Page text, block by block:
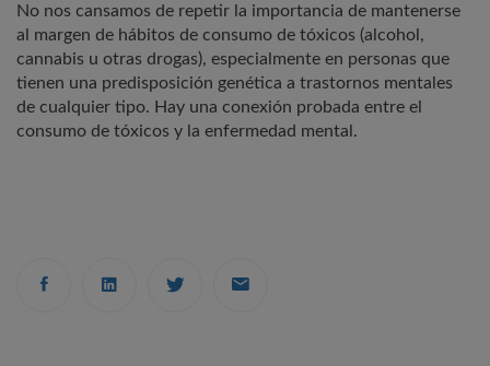
No nos cansamos de repetir la importancia de mantenerse
al margen de hábitos de consumo de tóxicos (alcohol,
cannabis u otras drogas), especialmente en personas que
tienen una predisposición genética a trastornos mentales
de cualquier tipo. Hay una conexión probada entre el
consumo de tóxicos y la enfermedad mental.